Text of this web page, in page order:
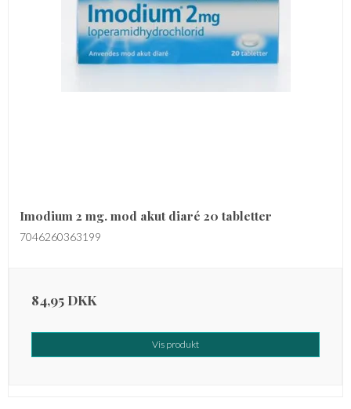
Imodium 2 mg. mod akut diaré 20 tabletter
7046260363199
84,95 DKK
Vis produkt